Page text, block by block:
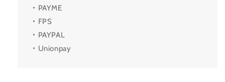
・PAYME
・FPS
・PAYPAL
・Unionpay